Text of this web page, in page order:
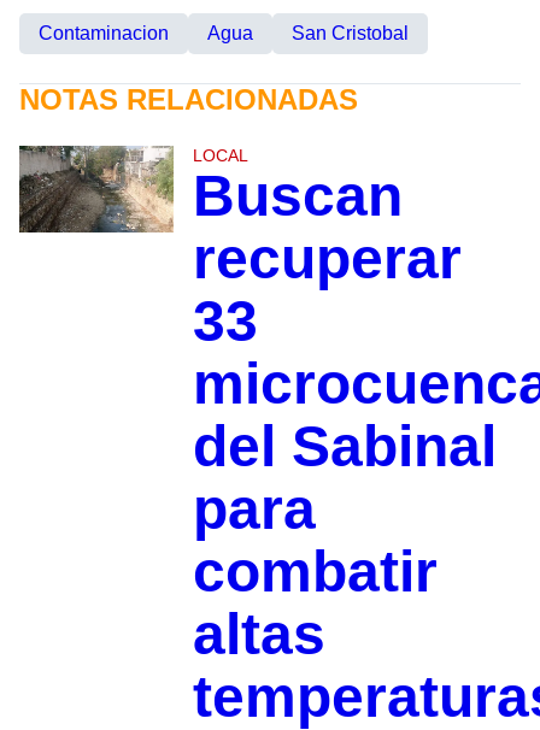
Contaminacion Agua San Cristobal
NOTAS RELACIONADAS
LOCAL
Buscan
recuperar
33
del Sabinal
para
combatir
altas